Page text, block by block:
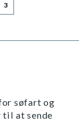
3
søfart og
til at sende